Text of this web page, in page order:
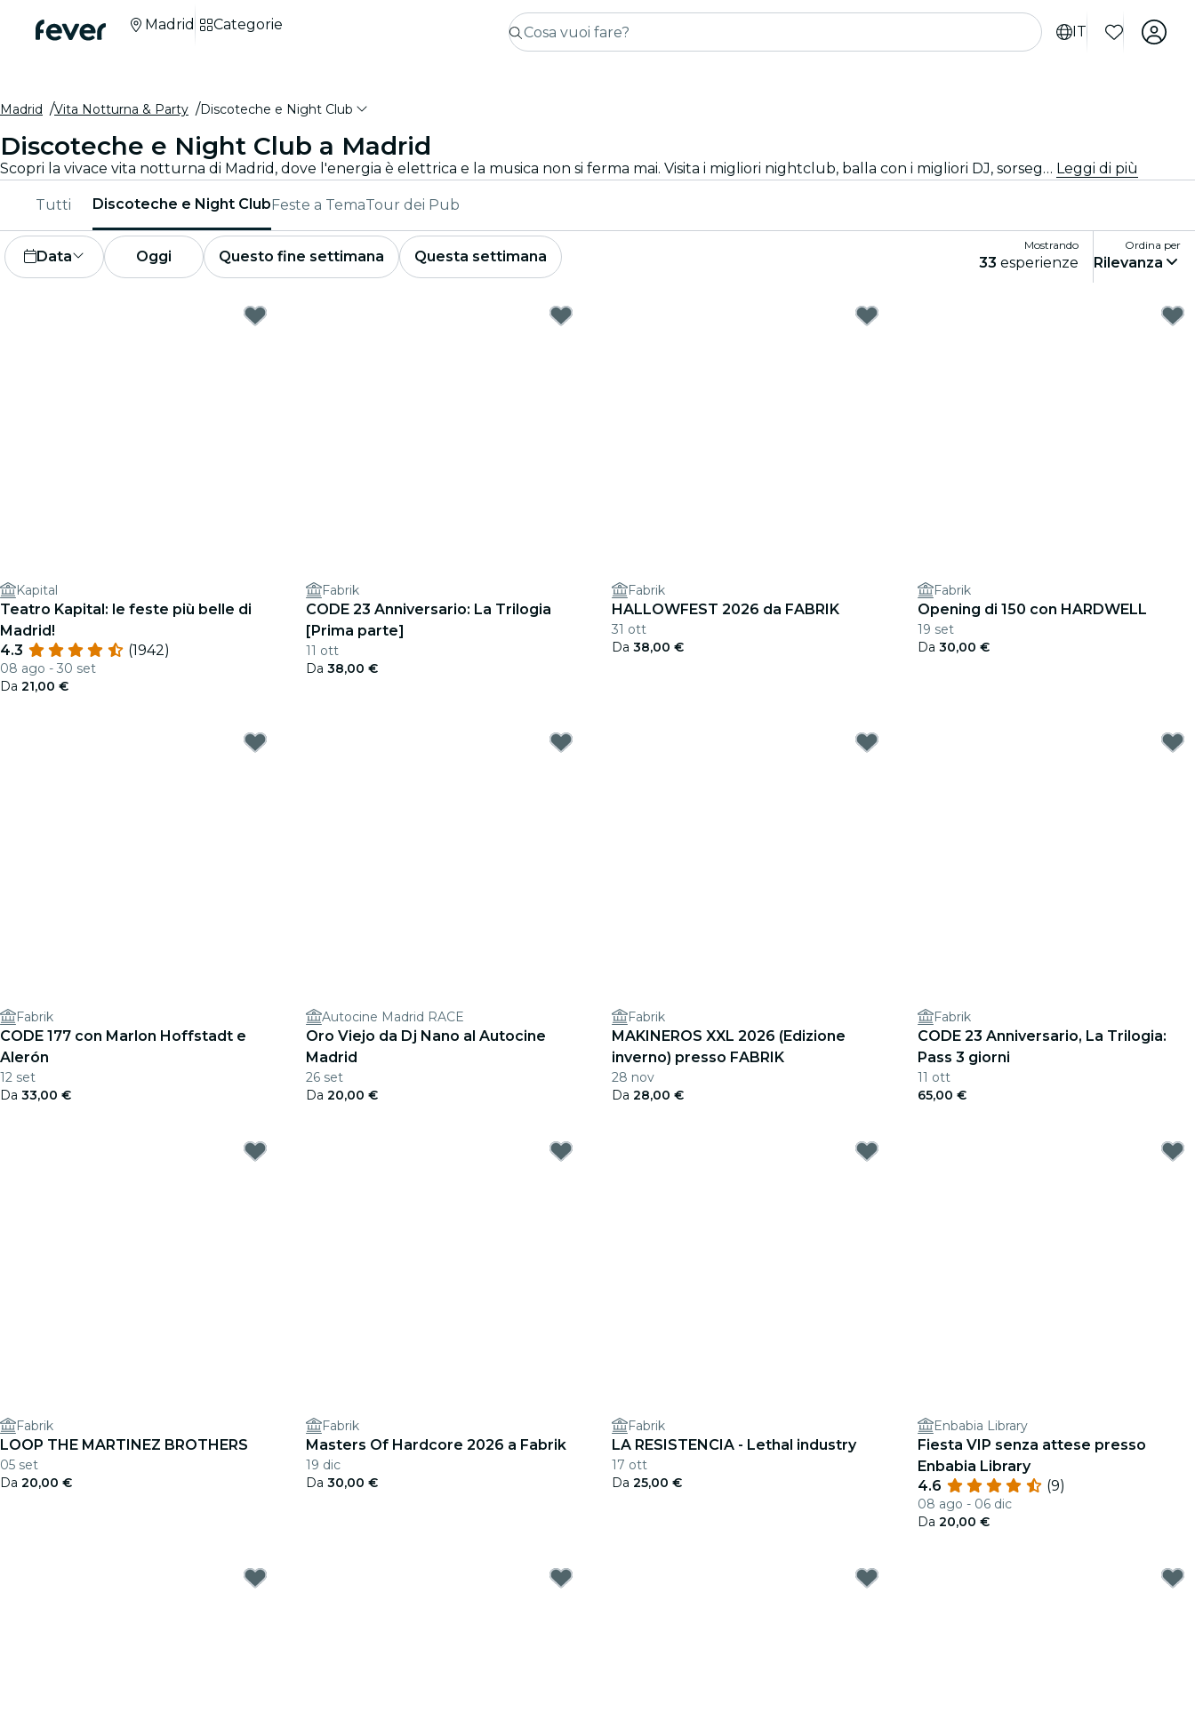
IT
Madrid Categorie
Madrid Vita Notturna & Party Discoteche e Night Club
Discoteche e Night Club a Madrid
Scopri la vivace vita notturna di Madrid, dove l'energia è elettrica e la musica non si ferma mai. Visita i migliori nightclub, balla con i migliori DJ, sorseggia drink premium e goditi feste epiche. Pronto per una serata indimenticabile? Leggi di più
Tutti Discoteche e Night ClubFeste a TemaTour dei Pub
Data Oggi Questo fine settimana Questa settimana
Mostrando
33 esperienze
Ordina per
Rilevanza
Kapital
Teatro Kapital: le feste più belle di
Madrid!
4.3
(1942)
08 ago - 30 set
Da 21,00 €
Fabrik
CODE 23 Anniversario: La Trilogia
[Prima parte]
11 ott
Da 38,00 €
Fabrik
HALLOWFEST 2026 da FABRIK
31 ott
Da 38,00 €
Fabrik
Opening di 150 con HARDWELL
19 set
Da 30,00 €
Fabrik
CODE 177 con Marlon Hoffstadt e
Alerón
12 set
Da 33,00 €
Autocine Madrid RACE
Oro Viejo da Dj Nano al Autocine
Madrid
26 set
Da 20,00 €
Fabrik
MAKINEROS XXL 2026 (Edizione
inverno) presso FABRIK
28 nov
Da 28,00 €
Fabrik
CODE 23 Anniversario, La Trilogia:
Pass 3 giorni
11 ott
65,00 €
Fabrik
LOOP THE MARTINEZ BROTHERS
05 set
Da 20,00 €
Fabrik
Masters Of Hardcore 2026 a Fabrik
19 dic
Da 30,00 €
Fabrik
LA RESISTENCIA - Lethal industry
17 ott
Da 25,00 €
Enbabia Library
Fiesta VIP senza attese presso
Enbabia Library
4.6
(9)
08 ago - 06 dic
Da 20,00 €